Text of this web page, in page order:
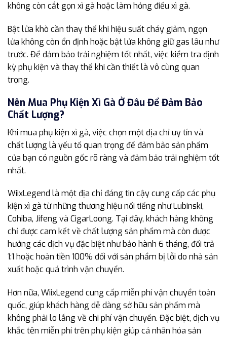
không còn cắt gọn xì gà hoặc làm hỏng điếu xì gà.
Bật lửa khò cần thay thế khi hiệu suất cháy giảm, ngọn
lửa không còn ổn định hoặc bật lửa không giữ gas lâu như
trước. Để đảm bảo trải nghiệm tốt nhất, việc kiểm tra định
kỳ phụ kiện và thay thế khi cần thiết là vô cùng quan
trọng.
Nên Mua Phụ Kiện Xì Gà Ở Đâu Để Đảm Bảo
Chất Lượng?
Khi mua phụ kiện xì gà, việc chọn một địa chỉ uy tín và
chất lượng là yếu tố quan trọng để đảm bảo sản phẩm
của bạn có nguồn gốc rõ ràng và đảm bảo trải nghiệm tốt
nhất.
WiixLegend là một địa chỉ đáng tin cậy cung cấp các phụ
kiện xì gà từ những thương hiệu nổi tiếng như Lubinski,
Cohiba, Jifeng và CigarLoong. Tại đây, khách hàng không
chỉ được cam kết về chất lượng sản phẩm mà còn được
hưởng các dịch vụ đặc biệt như bảo hành 6 tháng, đổi trả
1:1 hoặc hoàn tiền 100% đối với sản phẩm bị lỗi do nhà sản
xuất hoặc quá trình vận chuyển.
Hơn nữa, WiixLegend cung cấp miễn phí vận chuyển toàn
quốc, giúp khách hàng dễ dàng sở hữu sản phẩm mà
không phải lo lắng về chi phí vận chuyển. Đặc biệt, dịch vụ
khắc tên miễn phí trên phụ kiện giúp cá nhân hóa sản